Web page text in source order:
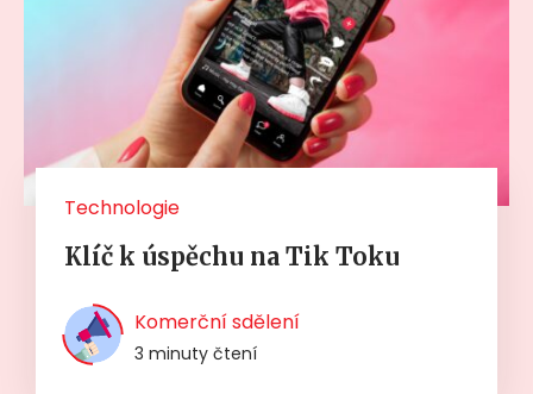
Technologie
Klíč k úspěchu na Tik Toku
Komerční sdělení
3 minuty čtení